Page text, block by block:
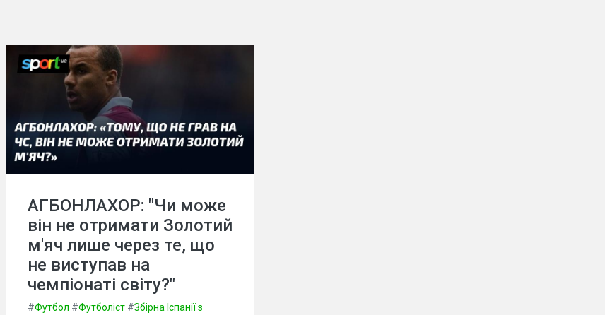
АГБОНЛАХОР: "Чи може
він не отримати Золотий
м'яч лише через те, що
не виступав на
чемпіонаті світу?"
#Футбол #Футболіст #Збірна Іспанії з